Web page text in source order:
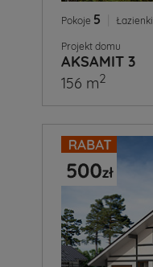
Pokoje 5 Łazienki
Projekt domu
AKSAMIT 3
156 m2